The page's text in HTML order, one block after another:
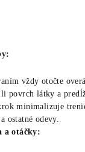
vždy otočte
povrch látky a
minimalizuje
ostatné odevy.
a otáčky: